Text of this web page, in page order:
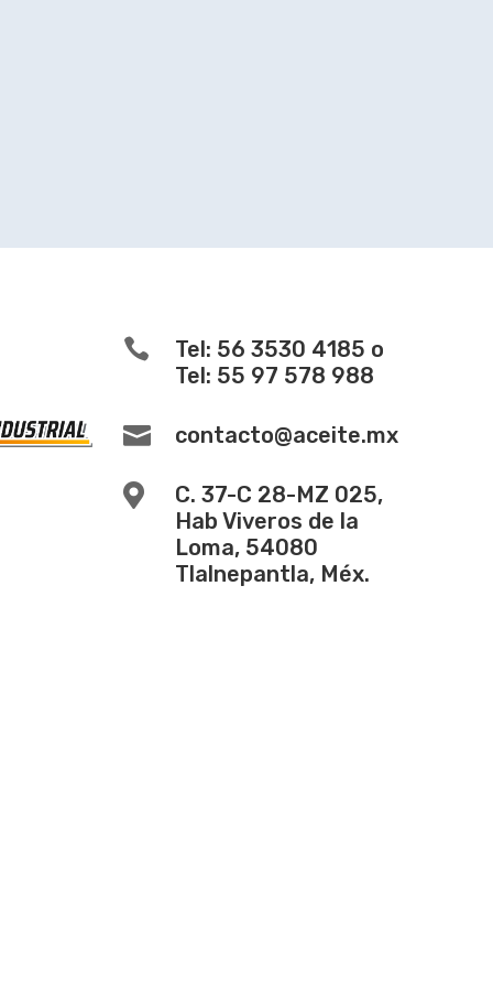

Tel: 56 3530 4185 o
Tel: 55 97 578 988
 contacto@aceite.mx

C. 37-C 28-MZ 025,
Hab Viveros de la
Loma, 54080
Tlalnepantla, Méx.